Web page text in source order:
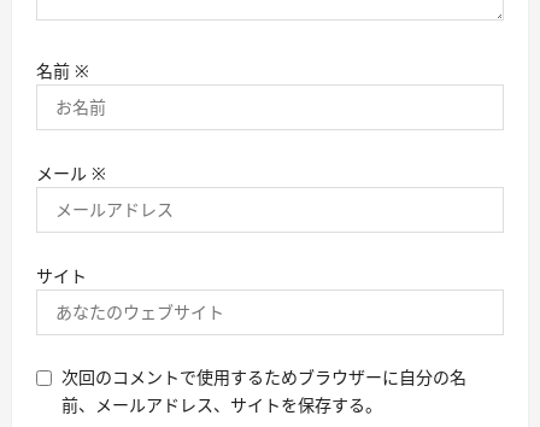
名前 ※
メール ※
サイト
次回のコメントで使用するためブラウザーに自分の名
前、メールアドレス、サイトを保存する。